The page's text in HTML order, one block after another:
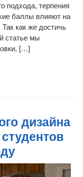
подхода, терпения
баллы влияют на
как же достичь
статье мы
[…]
дизайна